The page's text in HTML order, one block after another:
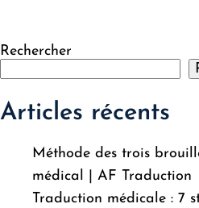
Rechercher
Articles récents
Méthode des trois
médical | AF Traduction
Traduction médicale : 7